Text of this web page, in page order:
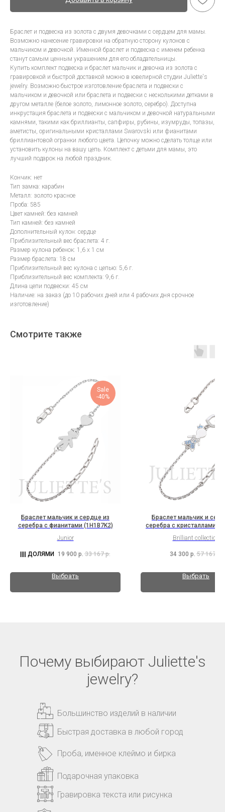
Браслет и подвеска из золота с двумя девочками с сердцем для мамы.
Возможно нанесение гравировки на обратную сторону кулонов с
мальчиком и девочкой. Именной браслет и подвеска с именем ребенка
станут самым ценным украшением для его обладательницы.
Купить комплект подвеска и браслет мальчик и девочка из золота с
гравировкой и быстрой доставкой можно в ювелирной студии Juliette's
jewelry. Возможно быстрое изготовление браслета и подвески с
мальчиком и девочкой или браслета и подвески с несколькими детками в
другом металле (белое золото, лимонное золото, серебро). Доступна
инкрустация браслета и подвески с мальчиком и девочкой натуральными
камнями, такими как бриллианты, сапфиры, рубины, изумруды, топазы,
аметисты, оригинальными кристаллами Swarovski или фианитами
бриллиантовой огранки любого цвета. Цепочку можно сделать толще или
установить кулоны на вашу цепь. Комплект с детьми для мамы, это
лучший подарок на любой праздник.
Кончик: нет
Тип замка: карабин
Металл: золото красное
Проба: 585
Цвет камней: без камней
Тип камней: без камней
Дополнительный кулон: сердце
Приблизительный вес браслета: 4 г.
Размер кулона ребенок: 1,6 х 1 см
Размер браслета: 18 см
Приблизительный вес кулона с цепью: 5,6 г.
Приблизительный вес комплекта: 9,6 г.
Длина цепи подвески: 45 см
Наличие: на заказ (до 10 рабочих дней или 4 рабочих дня срочное
изготовление)
Смотрите также
Sale
-40%
Браслет мальчик и сердце из
серебра с фианитами (1H1B7K2)
Junior
19 900 р. 33 167 р.
Выбрать
Браслет мальчик и
серебра с кристаллами
(1H5B1K2Sw9)
Brilliant collection
34 300 р. 57 167
Выбрать
Почему выбирают Juliette's
jewelry?
Большинство изделий в наличии
Быстрая доставка в любой город
Подарочная упаковка
Гравировка текста или рисунка
Проба, именное клеймо и бирка